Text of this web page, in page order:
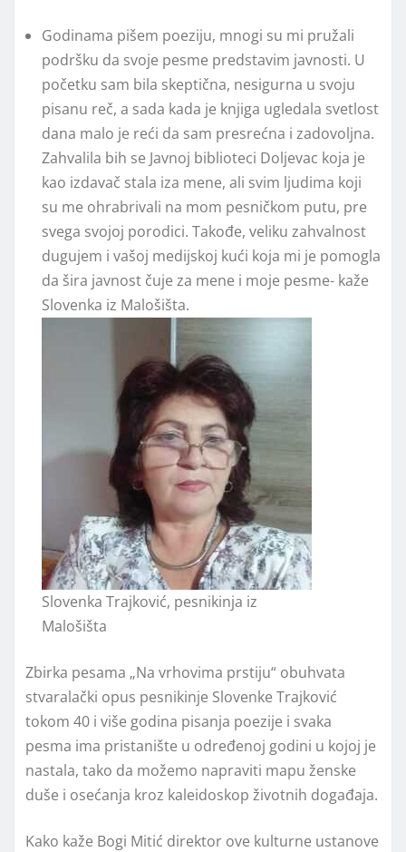
Godinama pišem poeziju, mnogi su mi pružali
podršku da svoje pesme predstavim javnosti. U
početku sam bila skeptična, nesigurna u svoju
pisanu reč, a sada kada je knjiga ugledala svetlost
dana malo je reći da sam presrećna i zadovoljna.
Zahvalila bih se Javnoj biblioteci Doljevac koja je
kao izdavač stala iza mene, ali svim ljudima koji
su me ohrabrivali na mom pesničkom putu, pre
svega svojoj porodici. Takođe, veliku zahvalnost
dugujem i vašoj medijskoj kući koja mi je pomogla
da šira javnost čuje za mene i moje pesme- kaže
Slovenka iz Malošišta.
Slovenka Trajković, pesnikinja iz
Malošišta
Zbirka pesama „Na vrhovima prstiju“ obuhvata
stvaralački opus pesnikinje Slovenke Trajković
tokom 40 i više godina pisanja poezije i svaka
pesma ima pristanište u određenoj godini u kojoj je
nastala, tako da možemo napraviti mapu ženske
duše i osećanja kroz kaleidoskop životnih događaja.
Kako kaže Bogi Mitić direktor ove kulturne ustanove